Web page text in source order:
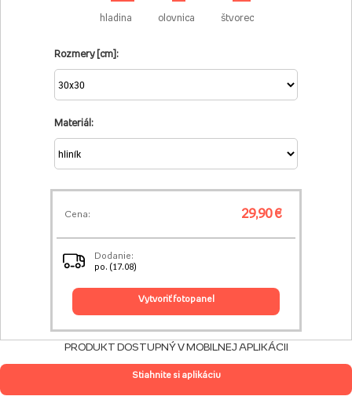
hladina olovnica štvorec
Rozmery [cm]:
Materiál:
Cena: 29,90 €
Dodanie:
po. (17.08)
vytvoriť fotopanel
PRODUKT DOSTUPNÝ V MOBILNEJ APLIKÁCII
Stiahnite si aplikáciu